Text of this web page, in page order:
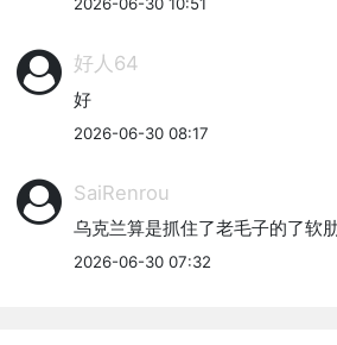
2026-06-30 10:51
好人64
好
2026-06-30 08:17
SaiRenrou
乌克兰算是抓住了老毛子的了软肋
2026-06-30 07:32